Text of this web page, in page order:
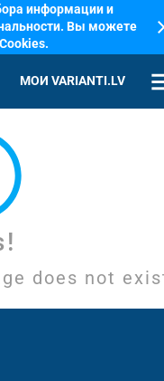
информации и
Вы можете
МОИ VARIANTI.LV
does not